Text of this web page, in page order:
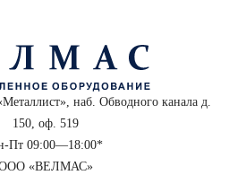
наб. Обводного канала д.
150, оф. 519
Пт 09:00—18:00*
«ВЕЛМАС»